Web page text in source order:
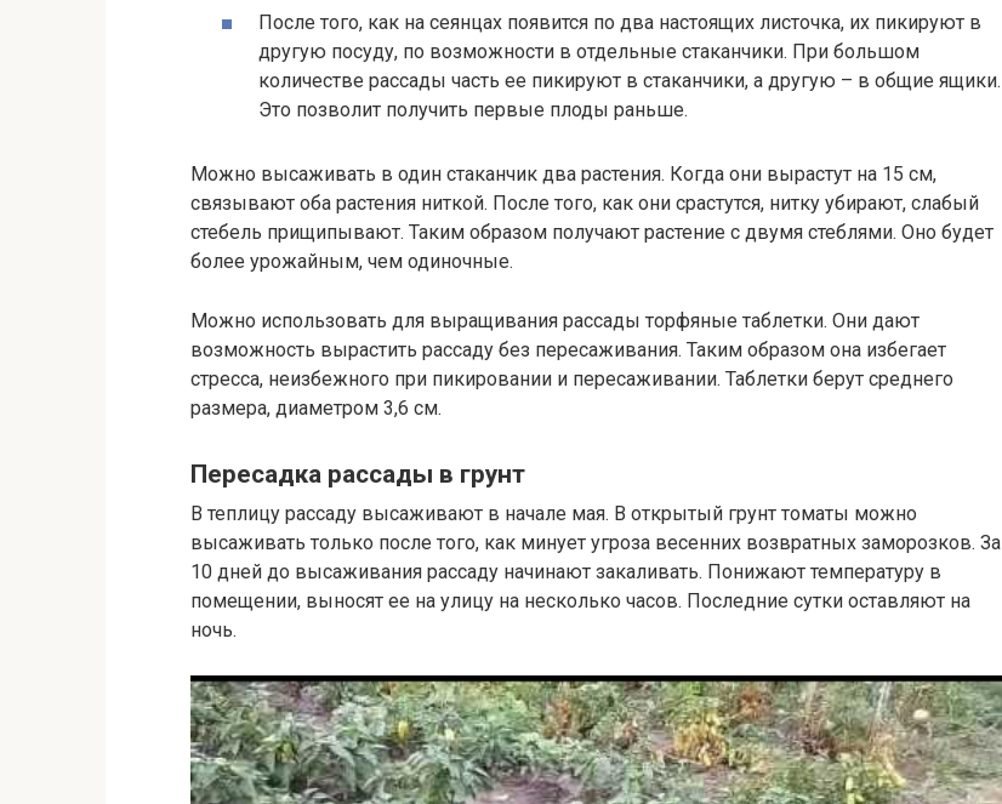
После того, как на сеянцах появится по два настоящих листочка, их пикируют в
другую посуду, по возможности в отдельные стаканчики. При большом
количестве рассады часть ее пикируют в стаканчики, а другую – в общие ящики.
Это позволит получить первые плоды раньше.
Можно высаживать в один стаканчик два растения. Когда они вырастут на 15 см,
связывают оба растения ниткой. После того, как они срастутся, нитку убирают, слабый
стебель прищипывают. Таким образом получают растение с двумя стеблями. Оно будет
более урожайным, чем одиночные.
Можно использовать для выращивания рассады торфяные таблетки. Они дают
возможность вырастить рассаду без пересаживания. Таким образом она избегает
стресса, неизбежного при пикировании и пересаживании. Таблетки берут среднего
размера, диаметром 3,6 см.
Пересадка рассады в грунт
В теплицу рассаду высаживают в начале мая. В открытый грунт томаты можно
высаживать только после того, как минует угроза весенних возвратных заморозков. За
10 дней до высаживания рассаду начинают закаливать. Понижают температуру в
помещении, выносят ее на улицу на несколько часов. Последние сутки оставляют на
ночь.